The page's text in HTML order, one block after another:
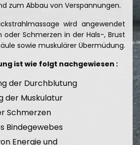
zum Abbau von Verspannungen.
wird angewendet
oder Schmerzen in der Hals-, Brust
sowie muskulärer Übermüdung.
ist wie folgt nachgewiesen :
der Durchblutung
der Muskulatur
Schmerzen
Bindegewebes
Energie und